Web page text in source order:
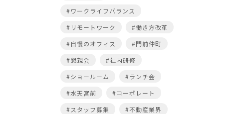
#ワークライフバランス
#リモートワーク
#働き方改革
#自慢のオフィス
#門前仲町
#懇親会
#社内研修
#ショールーム
#ランチ会
#水天宮前
#コーポレート
#スタッフ募集
#不動産業界